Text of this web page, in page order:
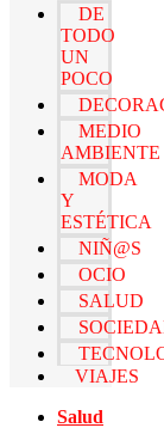
DE
TODO
UN
POCO
MEDIO
AMBIENTE
MODA
Y
ESTÉTICA
NIÑ@S
OCIO
SALUD
VIAJES
Salud